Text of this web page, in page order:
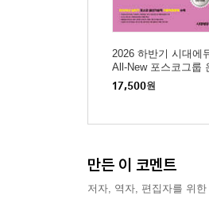
2026 하반기 시대에
All-New 포스코그룹
라인 PAT 생산기술직
통합기본서
17,500원
만든 이 코멘트
저자, 역자, 편집자를 위